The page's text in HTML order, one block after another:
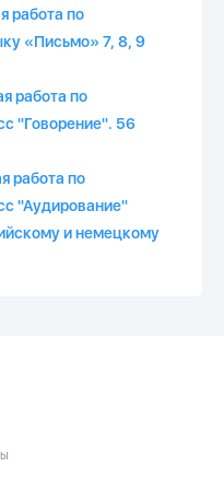
работа по
«Письмо» 7, 8, 9
работа по
"Говорение". 56
работа по
"Аудирование"
и немецкому